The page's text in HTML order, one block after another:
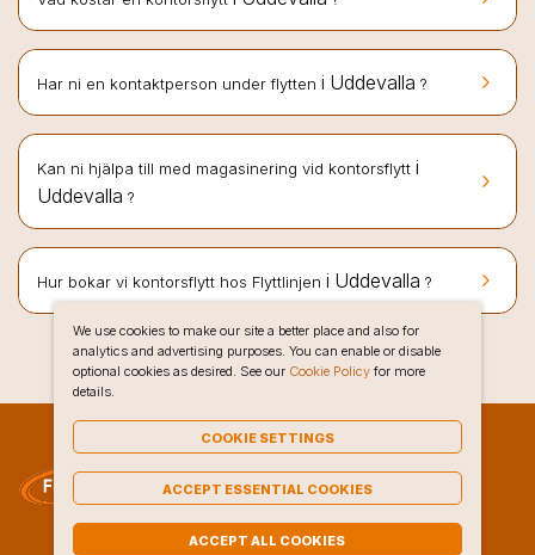
keyboard_arrow_right
Har ni en kontaktperson under flytten i Uddevalla ?
keyboard_arrow_right
Kan ni hjälpa till med magasinering vid kontorsflytt i
Uddevalla ?
keyboard_arrow_right
Hur bokar vi kontorsflytt hos Flyttlinjen i Uddevalla ?
We use cookies to make our site a better place and also for
analytics and advertising purposes. You can enable or disable
optional cookies as desired. See our Cookie Policyfor more
details.
COOKIE SETTINGS
ACCEPT ESSENTIAL COOKIES
ACCEPT ALL COOKIES